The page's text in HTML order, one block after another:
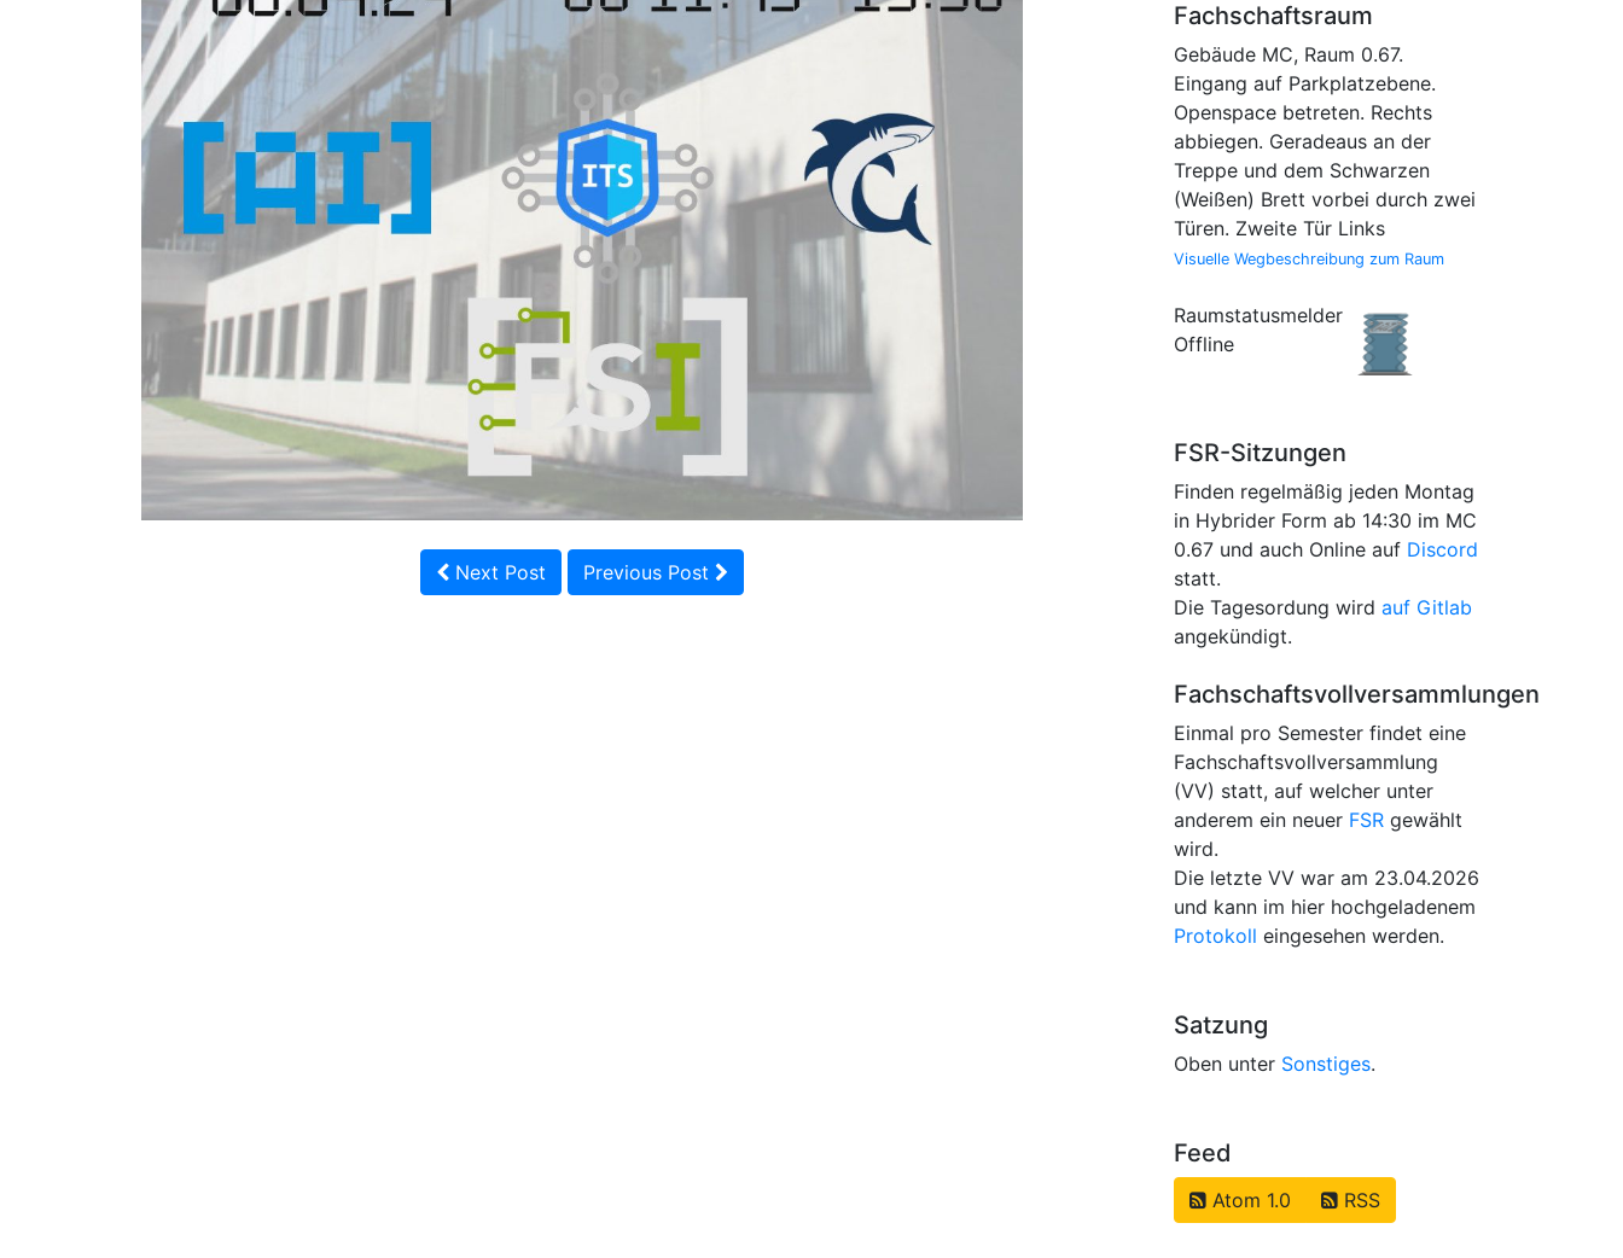
Next Post Previous Post
Fachschaftsraum
Gebäude MC, Raum 0.67.
Eingang auf Parkplatzebene.
Openspace betreten. Rechts
abbiegen. Geradeaus an der
Treppe und dem Schwarzen
(Weißen) Brett vorbei durch zwei
Türen. Zweite Tür Links
Visuelle Wegbeschreibung zum Raum
Raumstatusmelder
Offline
FSR-Sitzungen
Finden regelmäßig jeden Montag
in Hybrider Form ab 14:30 im MC
0.67 und auch Online auf Discord
statt.
Die Tagesordung wird auf Gitlab
angekündigt.
Fachschaftsvollversammlungen
Einmal pro Semester findet eine
Fachschaftsvollversammlung
(VV) statt, auf welcher unter
anderem ein neuer FSR gewählt
wird.
Die letzte VV war am 23.04.2026
und kann im hier hochgeladenem
Protokoll eingesehen werden.
Satzung
Oben unter Sonstiges.
Feed
Atom 1.0 RSS